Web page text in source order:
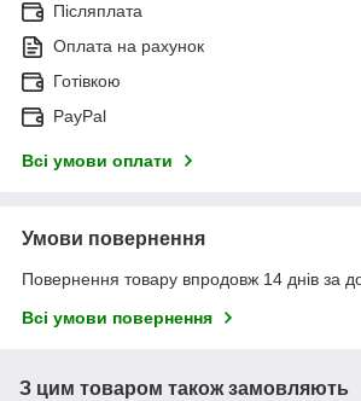
Післяплата
Оплата на рахунок
Готівкою
PayPal
Всі умови оплати
Умови повернення
Повернення товару впродовж 14 днів за
Всі умови повернення
З цим товаром також замовляють